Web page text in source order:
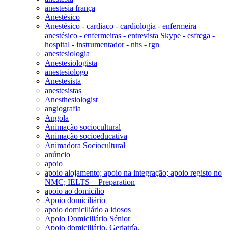
anestesia frança
Anestésico
Anestésico - cardiaco - cardiologia - enfermeira
anestésico - enfermeiras - entrevista Skype - esfrega -
hospital - instrumentador - nhs - rgn
anestesiologia
Anestesiologista
anestesiologo
Anestesista
anestesistas
Anesthesiologist
angiografia
Angola
Animação sociocultural
Animação socioeducativa
Animadora Sociocultural
anúncio
apoio
apoio alojamento; apoio na integração; apoio registo no
NMC; IELTS + Preparation
apoio ao domicilio
Apoio domiciliário
apoio domiciliário a idosos
Apoio Domiciliário Sénior
Apoio domiciliário. Geriatría.